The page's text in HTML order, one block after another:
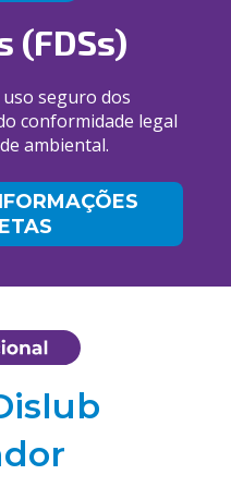
seguro dos
conformidade legal
ambiental.
(FDSs)